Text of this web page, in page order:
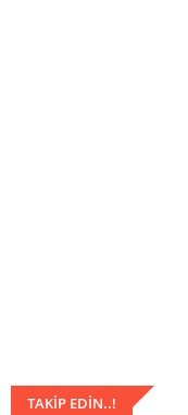
TAKIP EDIN..!